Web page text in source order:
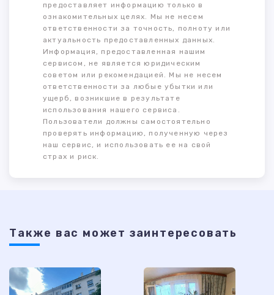
предоставляет информацию только в
ознакомительных целях. Мы не несем
ответственности за точность, полноту или
актуальность предоставленных данных.
Информация, предоставленная нашим
сервисом, не является юридическим
советом или рекомендацией. Мы не несем
ответственности за любые убытки или
ущерб, возникшие в результате
использования нашего сервиса.
Пользователи должны самостоятельно
проверять информацию, полученную через
наш сервис, и использовать ее на свой
страх и риск.
Также ваc может заинтересовать